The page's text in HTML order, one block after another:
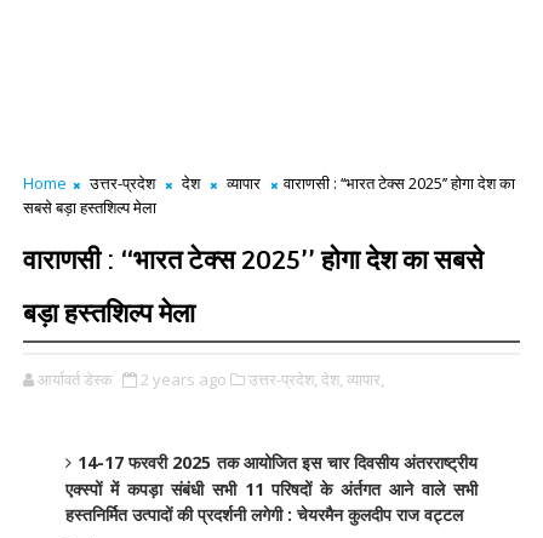
Home उत्तर-प्रदेश देश व्यापार
वाराणसी : ‘‘भारत टेक्स 2025’’ होगा देश का
सबसे बड़ा हस्तशिल्प मेला
वाराणसी : ‘‘भारत टेक्स 2025’’ होगा देश का सबसे
बड़ा हस्तशिल्प मेला
आर्यावर्त डेस्क 2 years ago उत्तर-प्रदेश, देश, व्यापार,
14-17 फरवरी 2025 तक आयोजित इस चार दिवसीय अंतरराष्ट्रीय
एक्स्पों में कपड़ा संबंधी सभी 11 परिषदों के अंर्तगत आने वाले सभी
हस्तनिर्मित उत्पादों की प्रदर्शनी लगेगी : चेयरमैन कुलदीप राज वट्टल